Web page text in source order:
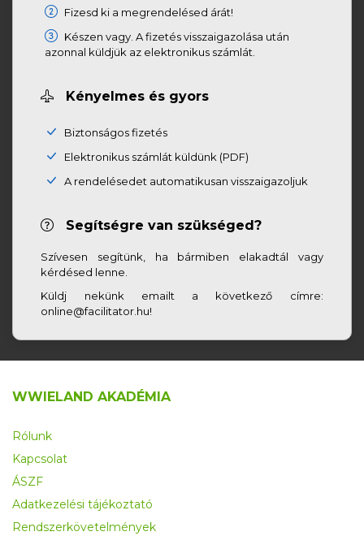
Fizesd ki a megrendelésed árát!
Készen vagy. A fizetés visszaigazolása után
azonnal küldjük az elektronikus számlát.
Kényelmes és gyors
Biztonságos fizetés
Elektronikus számlát küldünk (PDF)
A rendelésedet automatikusan visszaigazoljuk
Segítségre van szükséged?
Szívesen segítünk, ha bármiben elakadtál vagy
kérdésed lenne.
Küldj nekünk emailt a következő címre:
online@facilitator.hu!
WWIELAND AKADÉMIA
Rólunk
Kapcsolat
ÁSZF
Adatkezelési tájékoztató
Rendszerkövetelmények